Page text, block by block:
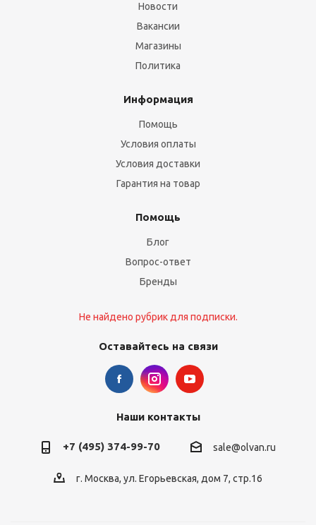
Новости
Вакансии
Магазины
Политика
Информация
Помощь
Условия оплаты
Условия доставки
Гарантия на товар
Помощь
Блог
Вопрос-ответ
Бренды
Не найдено рубрик для подписки.
Оставайтесь на связи
Наши контакты
+7 (495) 374-99-70 sale@olvan.ru
г. Москва, ул. Егорьевская, дом 7, стр.16